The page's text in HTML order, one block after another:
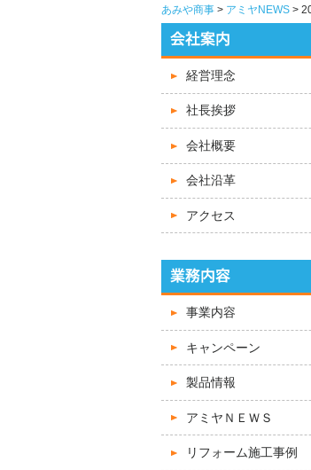
あみや商事 アミヤNEWS >
経営理念
社長挨拶
会社概要
会社沿革
アクセス
事業内容
キャンペーン
製品情報
アミヤＮＥＷＳ
リフォーム施工事例